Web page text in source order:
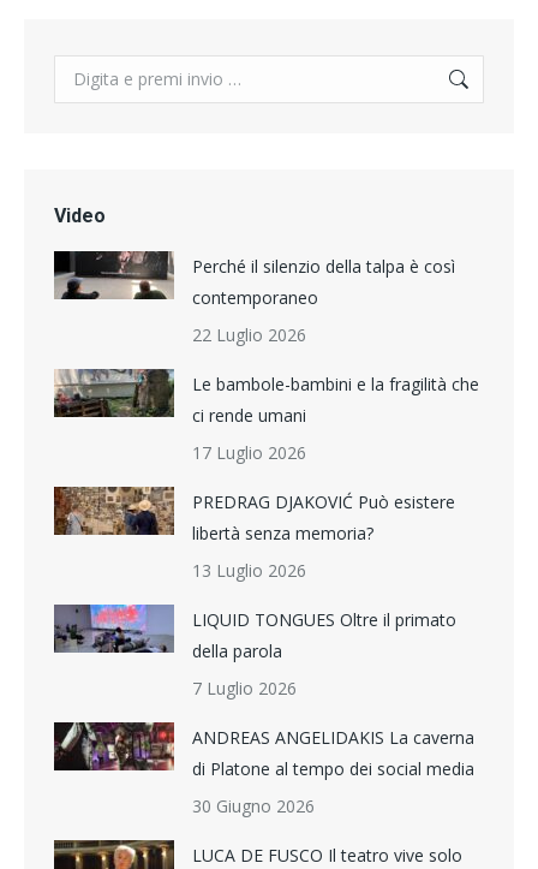
Search:
Video
Perché il silenzio della talpa è così
contemporaneo
22 Luglio 2026
Le bambole-bambini e la fragilità che
ci rende umani
17 Luglio 2026
PREDRAG DJAKOVIĆ Può esistere
libertà senza memoria?
13 Luglio 2026
LIQUID TONGUES Oltre il primato
della parola
7 Luglio 2026
ANDREAS ANGELIDAKIS La caverna
di Platone al tempo dei social media
30 Giugno 2026
LUCA DE FUSCO Il teatro vive solo